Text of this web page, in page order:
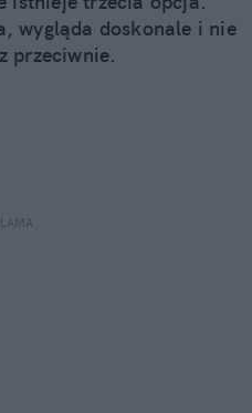
wygląda doskonale i nie
przeciwnie.